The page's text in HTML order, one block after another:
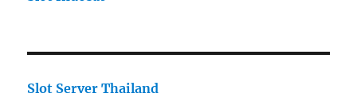
Slot Server Thailand